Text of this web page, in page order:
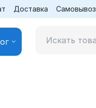
Доставка Самовывоз